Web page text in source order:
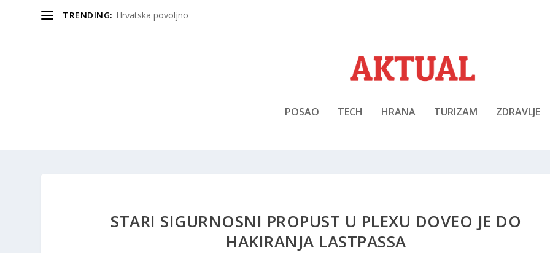
TRENDING: Hrvatska povoljno
POSAO TECH HRANA TURIZAM ZDRAVLJE
STARI SIGURNOSNI PROPUST U PLEXU DOVEO JE DO
HAKIRANJA LASTPASSA